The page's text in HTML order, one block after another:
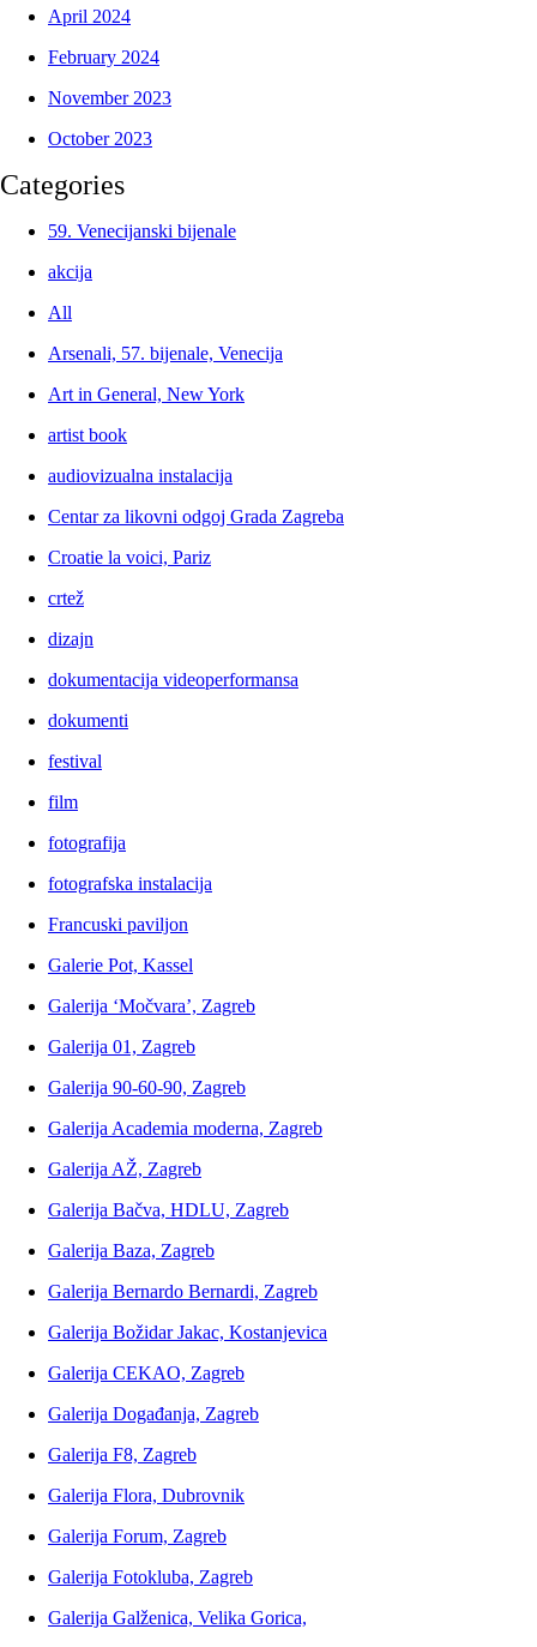
April 2024
February 2024
November 2023
October 2023
Categories
59. Venecijanski bijenale
akcija
All
Arsenali, 57. bijenale, Venecija
Art in General, New York
artist book
audiovizualna instalacija
Centar za likovni odgoj Grada Zagreba
Croatie la voici, Pariz
crtež
dizajn
dokumentacija videoperformansa
dokumenti
festival
film
fotografija
fotografska instalacija
Francuski paviljon
Galerie Pot, Kassel
Galerija ‘Močvara’, Zagreb
Galerija 01, Zagreb
Galerija 90-60-90, Zagreb
Galerija Academia moderna, Zagreb
Galerija AŽ, Zagreb
Galerija Bačva, HDLU, Zagreb
Galerija Baza, Zagreb
Galerija Bernardo Bernardi, Zagreb
Galerija Božidar Jakac, Kostanjevica
Galerija CEKAO, Zagreb
Galerija Događanja, Zagreb
Galerija F8, Zagreb
Galerija Flora, Dubrovnik
Galerija Forum, Zagreb
Galerija Fotokluba, Zagreb
Galerija Galženica, Velika Gorica,